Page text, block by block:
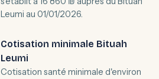
Leumi au 01/01/2026.
Cotisation minimale Bituah
Leumi
Cotisation santé minimale d'environ